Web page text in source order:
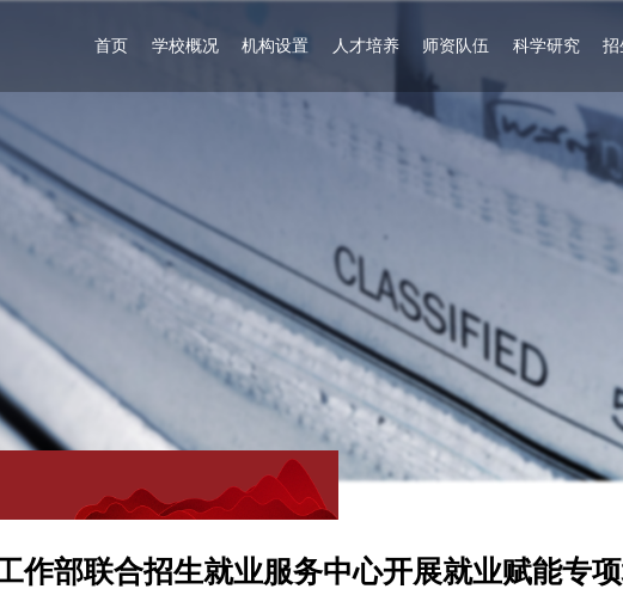
首页 学校概况
办学理念
文化标识
学校章程
信息公开
学校大事记
机构设置 人才培养 师资队伍
人才招聘
客座教授
科学研究
科研管理
学术动态
院士进校园
招
作部联合招生就业服务中心开展就业赋能专